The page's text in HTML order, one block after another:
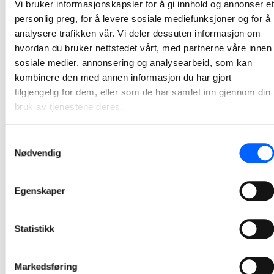
Vi bruker informasjonskapsler for å gi innhold og annonser et
personlig preg, for å levere sosiale mediefunksjoner og for å
analysere trafikken vår. Vi deler dessuten informasjon om
hvordan du bruker nettstedet vårt, med partnerne våre innen
sosiale medier, annonsering og analysearbeid, som kan
kombinere den med annen informasjon du har gjort
tilgjengelig for dem, eller som de har samlet inn gjennom din
bruk av tjenestene deres.
Nødvendig
Egenskaper
Statistikk
Markedsføring
NCC oppgraderer stasjoner for nye tog i Oslo-
regionen
2024-06-24
miljøsertifiserte hopparena
2024-06-03
DigiQuip – opplæring i HMS-verktøy på Båstadlund